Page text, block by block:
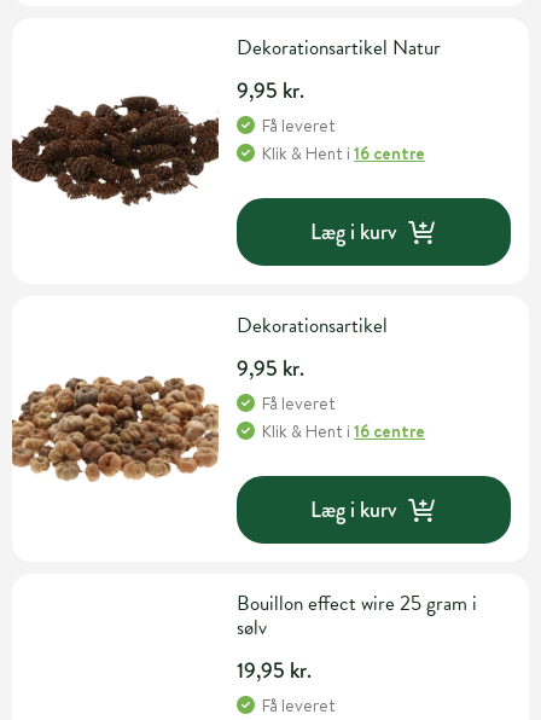
Dekorationsartikel Natur
9,95 kr.
Få leveret
Klik & Hent i16 centre
Læg i kurv
Dekorationsartikel
9,95 kr.
Få leveret
Klik & Hent i16 centre
Læg i kurv
Bouillon effect wire 25 gram i
sølv
19,95 kr.
Få leveret